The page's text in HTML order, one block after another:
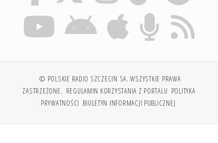
© POLSKIE RADIO SZCZECIN SA. WSZYSTKIE PRAWA
ZASTRZEŻONE. REGULAMIN KORZYSTANIA Z PORTALU POLITYKA
PRYWATNOŚCI BIULETYN INFORMACJI PUBLICZNEJ